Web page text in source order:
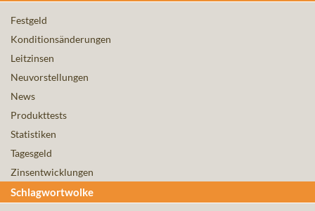
Festgeld
Konditionsänderungen
Leitzinsen
Neuvorstellungen
News
Produkttests
Statistiken
Tagesgeld
Zinsentwicklungen
Schlagwortwolke